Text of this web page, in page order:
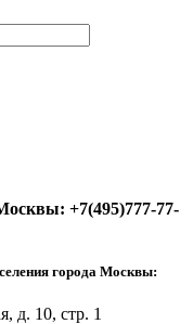
+7(495)777-77-
города Москвы:
д. 10, стр. 1